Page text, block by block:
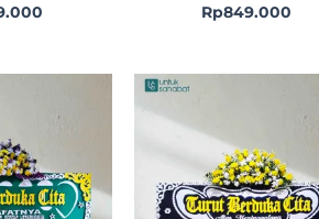
Rp849.000